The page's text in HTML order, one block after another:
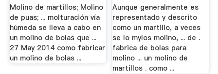
Molino de martillos; Molino
de puas; ... molturación vía
húmeda se lleva a cabo en
un molino de bolas que ...
27 May 2014 como fabricar
un molino de bolas ...
Aunque generalmente es
representado y descrito
como un martillo, a veces
se lo mylos molino, ... de .
fabrica de bolas para
molino ... un molino de
martillos . como ...